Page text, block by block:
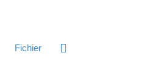
Fichier